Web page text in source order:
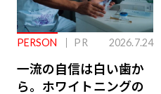
PERSON PR 2026.7.24
一流の自信は白い歯か
ら。ホワイトニングの